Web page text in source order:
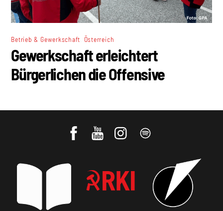
Betrieb & Gewerkschaft Österreich
Gewerkschaft erleichtert
Bürgerlichen die Offensive